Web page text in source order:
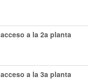
a la 2a planta
a la 3a planta